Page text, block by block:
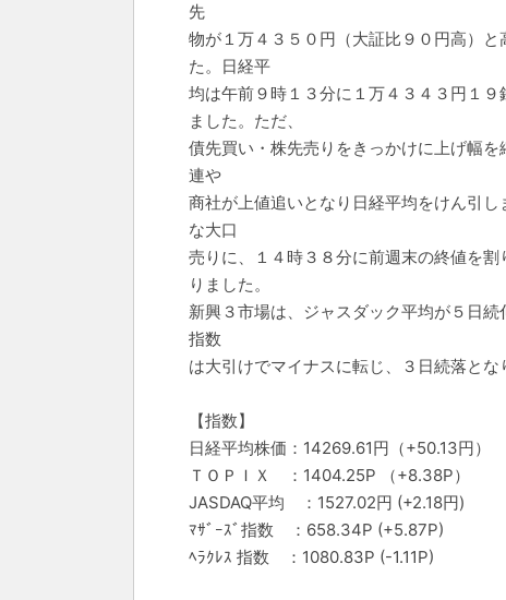
先
物が１万４３５０円（大証比９０円高）
た。日経平
均は午前９時１３分に１万４３４３円１
ました。ただ、
債先買い・株先売りをきっかけに上げ幅
連や
商社が上値追いとなり日経平均をけん引
な大口
売りに、１４時３８分に前週末の終値を
りました。
新興３市場は、ジャスダック平均が５日
指数
は大引けでマイナスに転じ、３日続落とな
【指数】
日経平均株価：14269.61円（+50.13円）
ＴＯＰＩＸ ：1404.25P （+8.38P）
JASDAQ平均 ：1527.02円 (+2.18円)
ﾏｻﾞｰｽﾞ指数 ：658.34P (+5.87P)
ﾍﾗｸﾚｽ 指数 ：1080.83P (-1.11P)